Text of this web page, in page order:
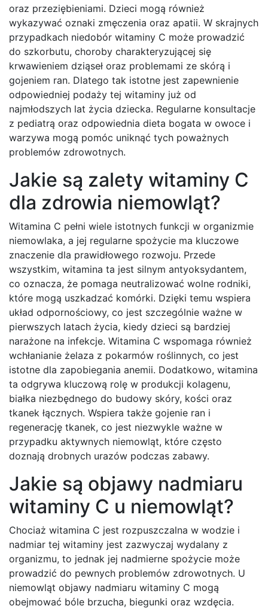
oraz przeziębieniami. Dzieci mogą również
wykazywać oznaki zmęczenia oraz apatii. W skrajnych
przypadkach niedobór witaminy C może prowadzić
do szkorbutu, choroby charakteryzującej się
krwawieniem dziąseł oraz problemami ze skórą i
gojeniem ran. Dlatego tak istotne jest zapewnienie
odpowiedniej podaży tej witaminy już od
najmłodszych lat życia dziecka. Regularne konsultacje
z pediatrą oraz odpowiednia dieta bogata w owoce i
warzywa mogą pomóc uniknąć tych poważnych
problemów zdrowotnych.
Jakie są zalety witaminy C
dla zdrowia niemowląt?
Witamina C pełni wiele istotnych funkcji w organizmie
niemowlaka, a jej regularne spożycie ma kluczowe
znaczenie dla prawidłowego rozwoju. Przede
wszystkim, witamina ta jest silnym antyoksydantem,
co oznacza, że pomaga neutralizować wolne rodniki,
które mogą uszkadzać komórki. Dzięki temu wspiera
układ odpornościowy, co jest szczególnie ważne w
pierwszych latach życia, kiedy dzieci są bardziej
narażone na infekcje. Witamina C wspomaga również
wchłanianie żelaza z pokarmów roślinnych, co jest
istotne dla zapobiegania anemii. Dodatkowo, witamina
ta odgrywa kluczową rolę w produkcji kolagenu,
białka niezbędnego do budowy skóry, kości oraz
tkanek łącznych. Wspiera także gojenie ran i
regenerację tkanek, co jest niezwykle ważne w
przypadku aktywnych niemowląt, które często
doznają drobnych urazów podczas zabawy.
Jakie są objawy nadmiaru
witaminy C u niemowląt?
Chociaż witamina C jest rozpuszczalna w wodzie i
nadmiar tej witaminy jest zazwyczaj wydalany z
organizmu, to jednak jej nadmierne spożycie może
prowadzić do pewnych problemów zdrowotnych. U
niemowląt objawy nadmiaru witaminy C mogą
obejmować bóle brzucha, biegunki oraz wzdęcia.